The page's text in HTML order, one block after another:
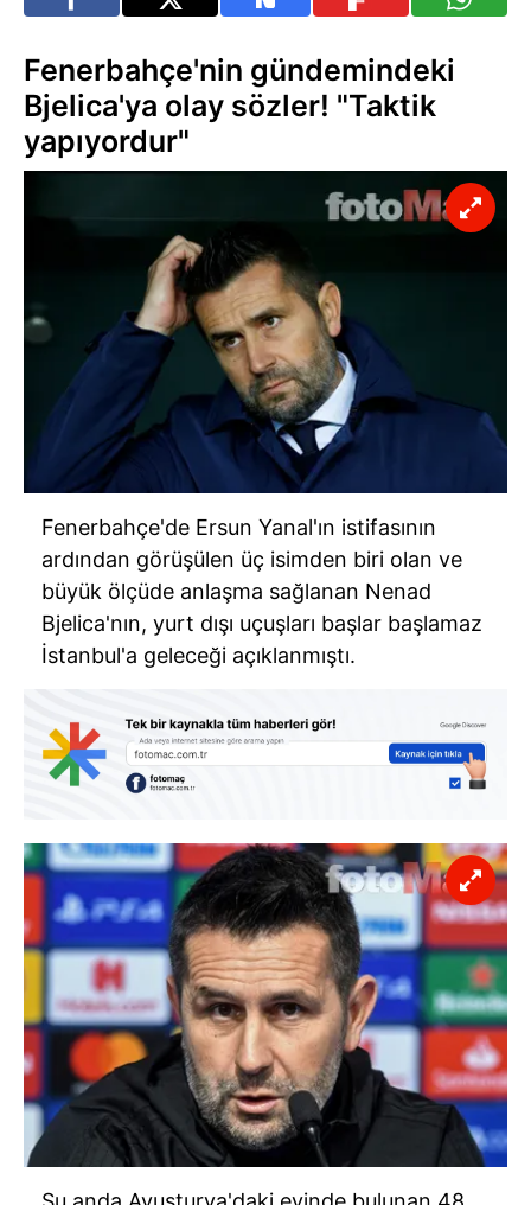
Fenerbahçe'nin gündemindeki
Bjelica'ya olay sözler! "Taktik
yapıyordur"
Fenerbahçe'de Ersun Yanal'ın istifasının
ardından görüşülen üç isimden biri olan ve
büyük ölçüde anlaşma sağlanan Nenad
Bjelica'nın, yurt dışı uçuşları başlar başlamaz
İstanbul'a geleceği açıklanmıştı.